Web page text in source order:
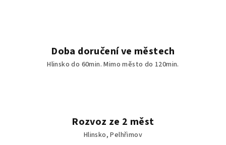
Doba doručení ve městech
Hlinsko do 60min. Mimo město do 120min.
Rozvoz ze 2 měst
Hlinsko, Pelhřimov